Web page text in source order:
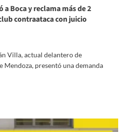
Boca y reclama más de 2
contraataca con juicio
Villa, actual delantero de
Mendoza, presentó una demanda